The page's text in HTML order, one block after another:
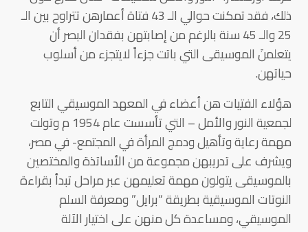
ذلك، فقد تمكنت حوالي الـ 43 فتاة أعمارهن تتراوح بين الـ
25 والـ 45 سنة بالرغم من إصابتهن بفقدان البصر أن
يتعلمنَ الموسيقى التي باتت جزءاً لايتجزء من أسلوب
حياتهن.
هؤلاء الفتيات هن أعضاء في المعهد الموسيقي التابع
لجمعية النور والأمل – التي تأسست عام 1954 م وتولت
مهمة رعاية وتأهيل ودمج المرأة في المجتمع- في مصر،
ويشرف على تدريبهن مجموعة من الأساتذة والمختصين
بالموسيقى يتولون مهمة تعليمهن عبر مراحل تبدأ بقراءة
النوتات الموسيقية بطريقة “برايل” ومعرفة السلم
الموسيقي، ومساعدة كل منهن على اختيار الآلة